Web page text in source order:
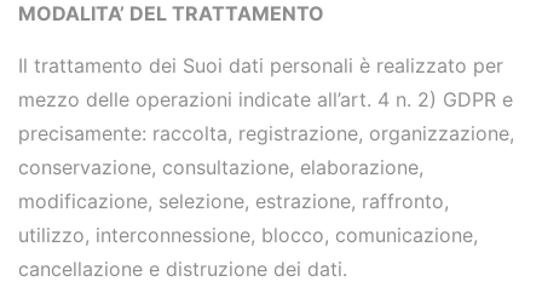
MODALITA’ DEL TRATTAMENTO
Il trattamento dei Suoi dati personali è realizzato per
mezzo delle operazioni indicate all’art. 4 n. 2) GDPR e
precisamente: raccolta, registrazione, organizzazione,
conservazione, consultazione, elaborazione,
modificazione, selezione, estrazione, raffronto,
utilizzo, interconnessione, blocco, comunicazione,
cancellazione e distruzione dei dati.